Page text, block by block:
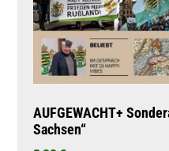
AUFGEWACHT+
Sachsen“